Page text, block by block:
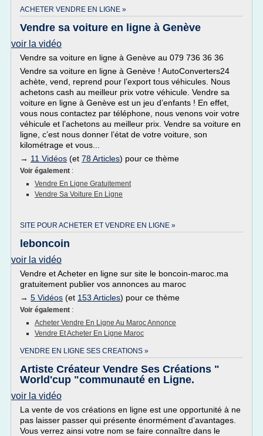
ACHETER VENDRE EN LIGNE »
Vendre sa voiture en ligne à Genève
voir la vidéo
Vendre sa voiture en ligne à Genève au 079 736 36 36
Vendre sa voiture en ligne à Genève ! AutoConverters24
achète, vend, reprend pour l’export tous véhicules. Nous
achetons cash au meilleur prix votre véhicule. Vendre sa
voiture en ligne à Genève est un jeu d’enfants ! En effet,
vous nous contactez par téléphone, nous venons voir votre
véhicule et l’achetons au meilleur prix. Vendre sa voiture en
ligne, c’est nous donner l’état de votre voiture, son
kilométrage et vous...
→ 11 Vidéos (et 78 Articles) pour ce thème
Voir également :
Vendre En Ligne Gratuitement
Vendre Sa Voiture En Ligne
SITE POUR ACHETER ET VENDRE EN LIGNE »
leboncoin
voir la vidéo
Vendre et Acheter en ligne sur site le boncoin-maroc.ma
gratuitement publier vos annonces au maroc
→ 5 Vidéos (et 153 Articles) pour ce thème
Voir également :
Acheter Vendre En Ligne Au Maroc Annonce
Vendre Et Acheter En Ligne Maroc
VENDRE EN LIGNE SES CREATIONS »
Artiste Créateur Vendre Ses Créations "
World'cup "communauté en Ligne.
voir la vidéo
La vente de vos créations en ligne est une opportunité à ne
pas laisser passer qui présente énormément d’avantages.
Vous verrez ainsi votre nom se faire connaître dans le